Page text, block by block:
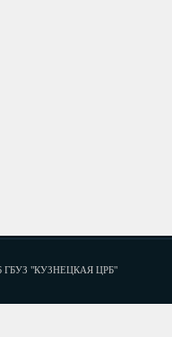
ГБУЗ "КУЗНЕЦКАЯ ЦРБ"